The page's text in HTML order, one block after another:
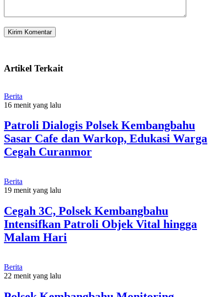
Artikel Terkait
Berita
16 menit yang lalu
Patroli Dialogis Polsek Kembangbahu
Sasar Cafe dan Warkop, Edukasi Warga
Cegah Curanmor
Berita
19 menit yang lalu
Cegah 3C, Polsek Kembangbahu
Intensifkan Patroli Objek Vital hingga
Malam Hari
Berita
22 menit yang lalu